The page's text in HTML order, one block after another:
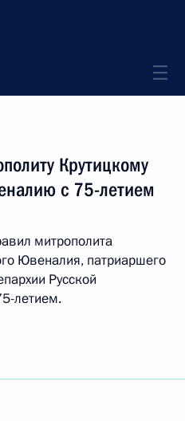
Крутицкому
с 75-летием
митрополита
Ювеналия, патриаршего
Русской
летием.